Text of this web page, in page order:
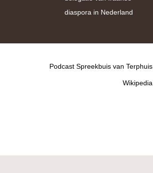
diaspora in Nederland
Podcast Spreekbuis van Terphuis
Wikipedia